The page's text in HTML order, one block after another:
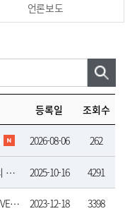
언론보도
등록일 조회수
2026-08-06 262
보라매병원 직원 사칭으로 인한 피해 주의 안내 2025-10-16 4291
보라매병원 홈페이지 이용 만족도 조사 EVENT(12.18~31.) - 마감되었습니다. 2023-12-18 3398